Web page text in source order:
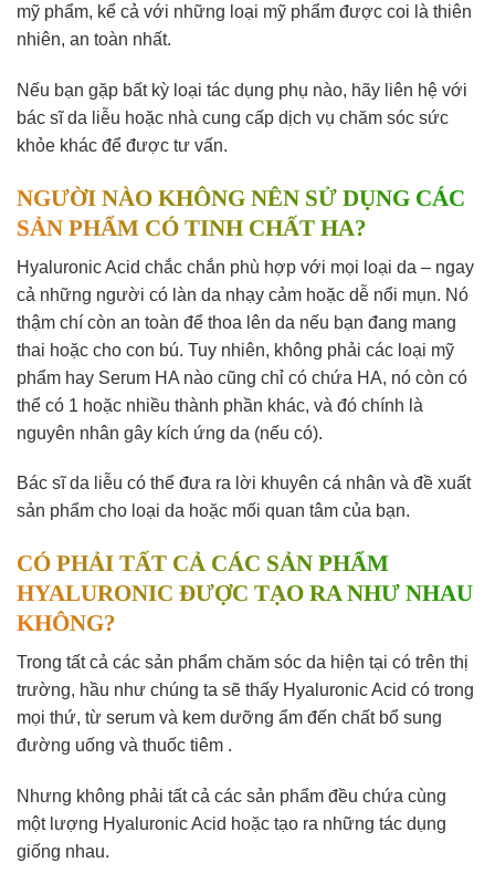
mỹ phẩm, kể cả với những loại mỹ phẩm được coi là thiên
nhiên, an toàn nhất.
Nếu bạn gặp bất kỳ loại tác dụng phụ nào, hãy liên hệ với
bác sĩ da liễu hoặc nhà cung cấp dịch vụ chăm sóc sức
khỏe khác để được tư vấn.
NGƯỜI NÀO KHÔNG NÊN SỬ DỤNG CÁC
SẢN PHẨM CÓ TINH CHẤT HA?
Hyaluronic Acid chắc chắn phù hợp với mọi loại da – ngay
cả những người có làn da nhạy cảm hoặc dễ nổi mụn. Nó
thậm chí còn an toàn để thoa lên da nếu bạn đang mang
thai hoặc cho con bú. Tuy nhiên, không phải các loại mỹ
phẩm hay Serum HA nào cũng chỉ có chứa HA, nó còn có
thể có 1 hoặc nhiều thành phần khác, và đó chính là
nguyên nhân gây kích ứng da (nếu có).
Bác sĩ da liễu có thể đưa ra lời khuyên cá nhân và đề xuất
sản phẩm cho loại da hoặc mối quan tâm của bạn.
CÓ PHẢI TẤT CẢ CÁC SẢN PHẨM
HYALURONIC ĐƯỢC TẠO RA NHƯ NHAU
KHÔNG?
Trong tất cả các sản phẩm chăm sóc da hiện tại có trên thị
trường, hầu như chúng ta sẽ thấy Hyaluronic Acid có trong
mọi thứ, từ serum và kem dưỡng ẩm đến chất bổ sung
đường uống và thuốc tiêm .
Nhưng không phải tất cả các sản phẩm đều chứa cùng
một lượng Hyaluronic Acid hoặc tạo ra những tác dụng
giống nhau.